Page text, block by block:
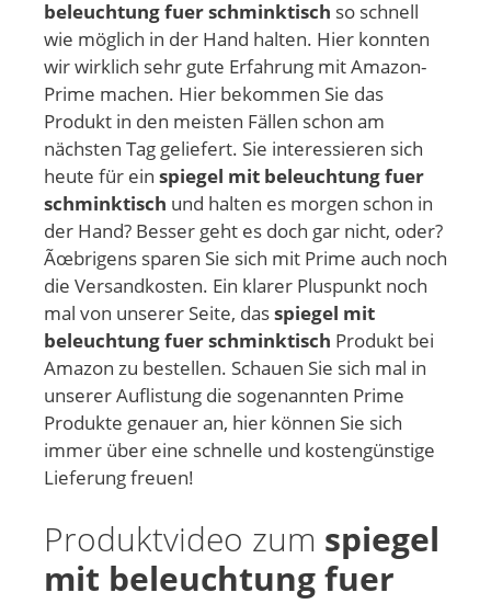
beleuchtung fuer schminktisch so schnell
wie möglich in der Hand halten. Hier konnten
wir wirklich sehr gute Erfahrung mit Amazon-
Prime machen. Hier bekommen Sie das
Produkt in den meisten Fällen schon am
nächsten Tag geliefert. Sie interessieren sich
heute für ein spiegel mit beleuchtung fuer
schminktisch und halten es morgen schon in
der Hand? Besser geht es doch gar nicht, oder?
Ãœbrigens sparen Sie sich mit Prime auch noch
die Versandkosten. Ein klarer Pluspunkt noch
mal von unserer Seite, dasspiegel mit
beleuchtung fuer schminktisch Produkt bei
Amazon zu bestellen. Schauen Sie sich mal in
unserer Auflistung die sogenannten Prime
Produkte genauer an, hier können Sie sich
immer über eine schnelle und kostengünstige
Lieferung freuen!
Produktvideo zum spiegel
mit beleuchtung fuer